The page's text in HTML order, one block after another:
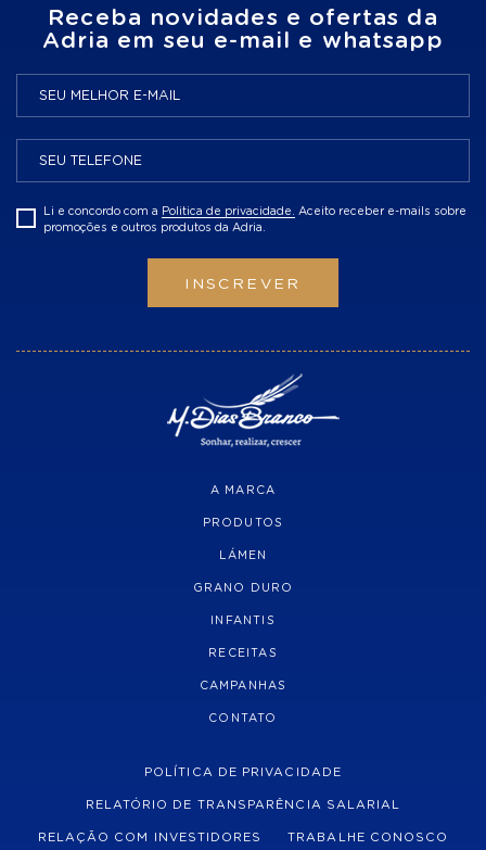
Receba novidades e ofertas da
Adria em seu e-mail e whatsapp
Li e concordo com a Politica de privacidade. Aceito receber e-mails sobre
promoções e outros produtos da Adria.
INSCREVER
A MARCA
PRODUTOS
LÁMEN
GRANO DURO
INFANTIS
RECEITAS
CAMPANHAS
CONTATO
POLÍTICA DE PRIVACIDADE
RELATÓRIO DE TRANSPARÊNCIA SALARIAL
RELAÇÃO COM INVESTIDORES TRABALHE CONOSCO